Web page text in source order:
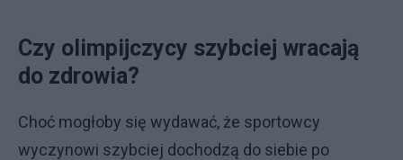
Czy olimpijczycy szybciej wracają
do zdrowia?
Choć mogłoby się wydawać, że sportowcy
wyczynowi szybciej dochodzą do siebie po